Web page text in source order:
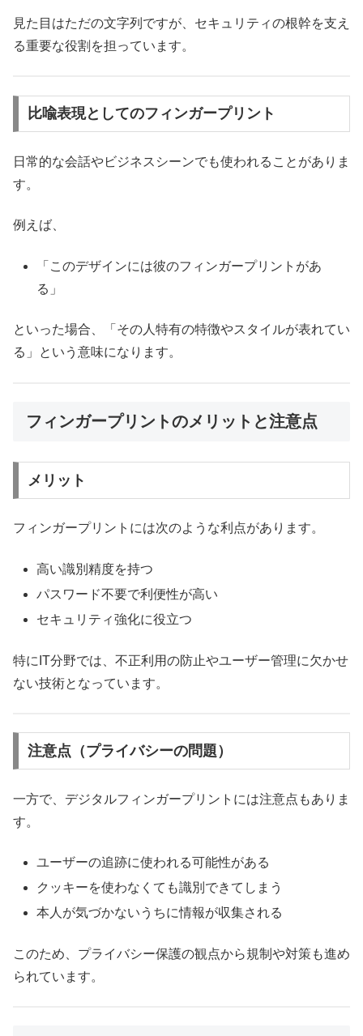
見た目はただの文字列ですが、セキュリティの根幹を支え
る重要な役割を担っています。
比喩表現としてのフィンガープリント
日常的な会話やビジネスシーンでも使われることがありま
す。
例えば、
「このデザインには彼のフィンガープリントがあ
る」
といった場合、「その人特有の特徴やスタイルが表れてい
る」という意味になります。
フィンガープリントのメリットと注意点
メリット
フィンガープリントには次のような利点があります。
高い識別精度を持つ
パスワード不要で利便性が高い
セキュリティ強化に役立つ
特にIT分野では、不正利用の防止やユーザー管理に欠かせ
ない技術となっています。
注意点（プライバシーの問題）
一方で、デジタルフィンガープリントには注意点もありま
す。
ユーザーの追跡に使われる可能性がある
クッキーを使わなくても識別できてしまう
本人が気づかないうちに情報が収集される
このため、プライバシー保護の観点から規制や対策も進め
られています。